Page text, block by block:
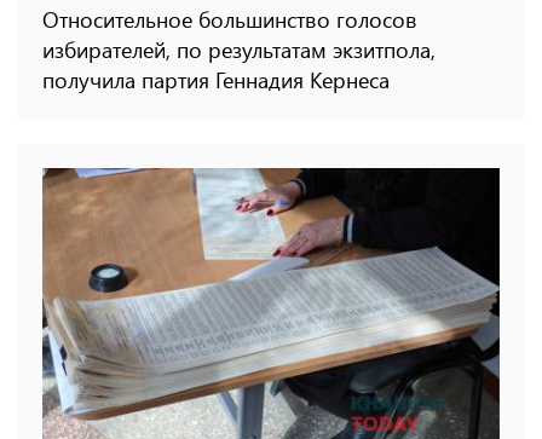
Относительное большинство голосов
избирателей, по результатам экзитпола,
получила партия Геннадия Кернеса